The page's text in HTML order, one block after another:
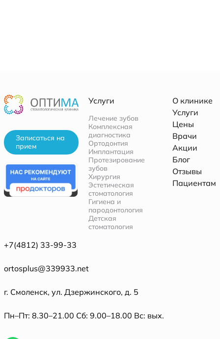
Записаться на
прием
Услуги
Лечение зубов
Комплексная
диагностика
Ортодонтия
Имплантация
Протезирование
зубов
Хирургия
Эстетическая
стоматология
Гигиена и
пародонтология
Детская
стоматология
О клинике
Услуги
Цены
Врачи
Акции
Блог
Отзывы
Пациентам
+7(4812) 33-99-33
ortosplus@339933.net
г. Смоленск, ул. Дзержинского, д. 5
Пн–Пт: 8.30–21.00 Сб: 9.00–18.00 Вс: вых.